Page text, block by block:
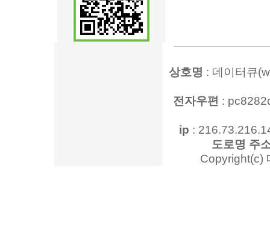
상호명 : 데이터큐
전자우편 :
ip :
도로명 주
Copyright(c)